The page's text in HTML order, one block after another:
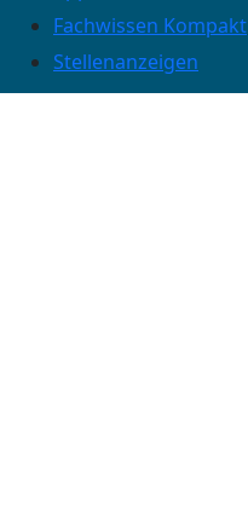
Fachwissen Kompakt
Stellenanzeigen